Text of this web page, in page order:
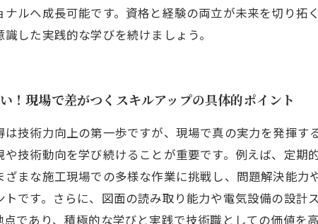
ルへ成長可能です。資格と経験の両立が未来を切り
した実践的な学びを続けましょう。
！現場で差がつくスキルアップの具体的ポイント
は技術力向上の第一歩ですが、現場で真の実力を発揮
技術動向を学び続けることが重要です。例えば、定
ざまな施工現場での多様な作業に挑戦し、問題解決能
です。さらに、図面の読み取り能力や電気設備の設
であり、積極的な学びと実践で技術職としての価値を